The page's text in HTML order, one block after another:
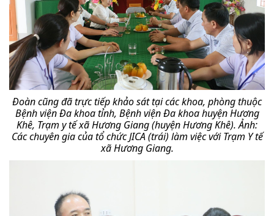
Đoàn cũng đã trực tiếp khảo sát tại các khoa, phòng thuộc
Bệnh viện Đa khoa tỉnh, Bệnh viện Đa khoa huyện Hương
Khê, Trạm y tế xã Hương Giang (huyện Hương Khê).Ảnh:
Các chuyên gia của tổ chức JICA (trái) làm việc với Trạm Y tế
xã Hương Giang.